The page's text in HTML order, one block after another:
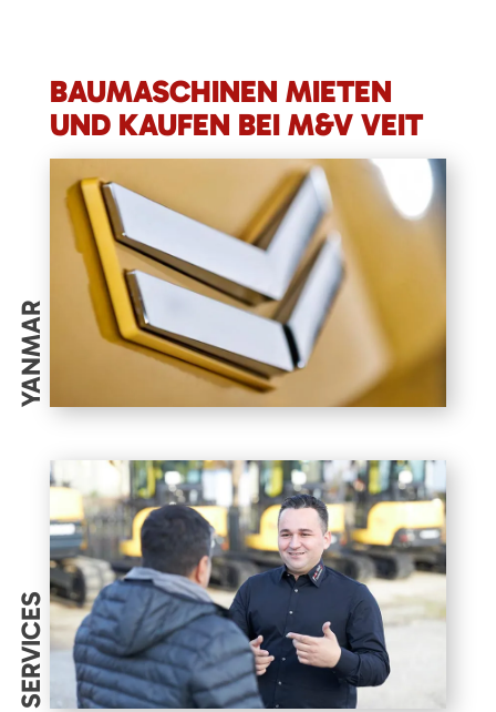
BAUMASCHINEN MIETEN
UND KAUFEN BEI M&V VEIT
YANMAR
SERVICES